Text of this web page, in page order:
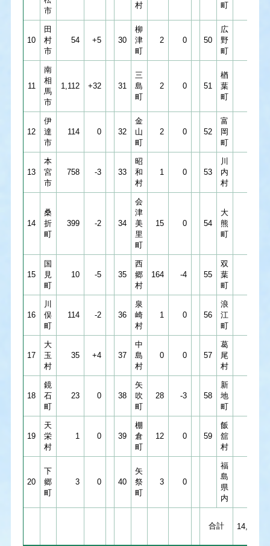
市
村 町
10
田
村
市
54 +5 30
柳
津
町
2 0 50
広
野
町
11
南
相
馬
市
1,112 +32 31
三
島
町
2 0 51
楢
葉
町
12
伊
達
市
114 0 32
金
山
町
2 0 52
富
岡
町
13
本
宮
市
758 -3 33
昭
和
村
1 0 53
川
内
村
14
桑
折
町
399 ‐2 34
会
津
美
里
町
15 0 54
大
熊
町
15
国
見
町
10 -5 35
西
郷
村
164 -4 55
双
葉
町
16
川
俣
町
114 -2 36
泉
崎
村
1 0 56
浪
江
町
17
大
玉
村
35 +4 37
中
島
村
0 0 57
葛
尾
村
18
鏡
石
町
23 0 38
矢
吹
町
28 -3 58
新
地
町
19
天
栄
村
1 0 39
棚
倉
町
12 0 59
飯
舘
村
20
下
郷
町
3 0 40
矢
祭
町
3 0
福
島
県
内
合計 14,614